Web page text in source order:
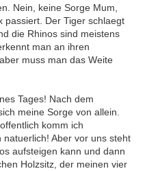
Nein, keine Sorge Mum,
passiert. Der Tiger schlaegt
die Rhinos sind meistens
man an ihren
muss man das Weite
Tages! Nach dem
meine Sorge von allein.
komm ich
Aber vor uns steht
aufsteigen kann und dann
Holzsitz, der meinen vier